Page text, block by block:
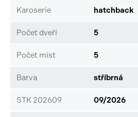
Karoserie hatchback
Počet dveří 5
Počet míst 5
Barva stříbrná
STK 202609 09/2026